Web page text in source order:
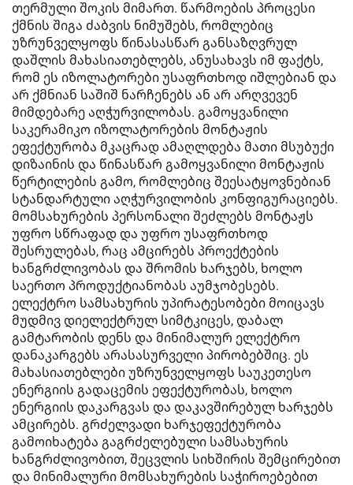
თერმული შოკის მიმართ. წარმოების პროცესი
ქმნის შიგა ძაბვის ნიმუშებს, რომლებიც
უზრუნველყოფს წინასასწარ განსაზღვრულ
დაშლის მახასიათებლებს, ანუსახავს იმ ფაქტს,
რომ ეს იზოლატორები უსაფრთხოდ იშლებიან და
არ ქმნიან საშიშ ნარჩენებს ან არ არღვევენ
მიმდებარე აღჭურვილობას. გამოყვანილი
საკერამიკო იზოლატორების მონტაჟის
ეფექტურობა მკაცრად ამაღლდება მათი მსუბუქი
დიზაინის და წინასწარ გამოყვანილი მონტაჟის
წერტილების გამო, რომლებიც შეესატყოვნებიან
სტანდარტული აღჭურვილობის კონფიგურაციებს.
მომსახურების პერსონალი შეძლებს მონტაჟს
უფრო სწრაფად და უფრო უსაფრთხოდ
შესრულებას, რაც ამცირებს პროექტების
ხანგრძლივობას და შრომის ხარჯებს, ხოლო
საერთო პროდუქტიანობას აუმჯობესებს.
ელექტრო სამსახურის უპირატესობები მოიცავს
მუდმივ დიელექტრულ სიმტკიცეს, დაბალ
გამტარობის დენს და მინიმალურ ელექტრო
დანაკარგებს არასასურველი პირობებშიც. ეს
მახასიათებლები უზრუნველყოფს საუკეთესო
ენერგიის გადაცემის ეფექტურობას, ხოლო
ენერგიის დაკარგვას და დაკავშირებულ ხარჯებს
ამცირებს. გრძელვადი ხარჯეფექტურობა
გამოიხატება გაგრძელებული სამსახურის
ხანგრძლივობით, შეცვლის სიხშირის შემცირებით
და მინიმალური მომსახურების საჭიროებებით